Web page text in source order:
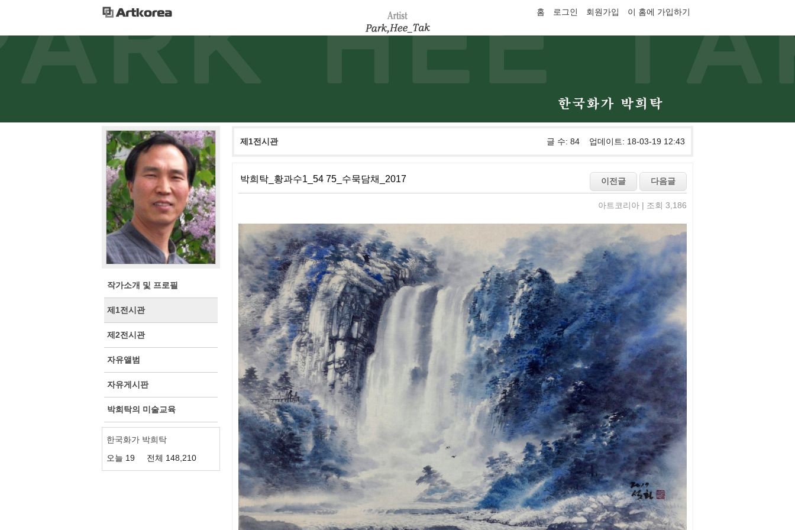
홈 로그인 회원가입 이 홈에 가입하기
작가소개 및 프로필
제1전시관
제2전시관
자유앨범
자유게시판
박희탁의 미술교육
한국화가 박희탁
오늘 19 전체 148,210
글 수: 84 업데이트: 18-03-19 12:43
제1전시관
박희탁_황과수1_54 75_수묵담채_2017
아트코리아 | 조회 3,186